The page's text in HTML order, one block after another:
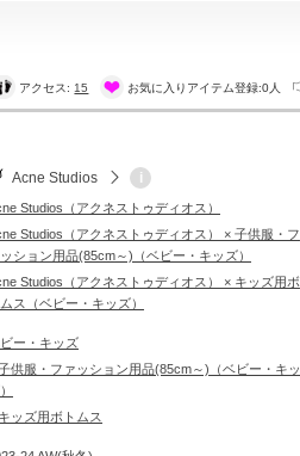
アクセス: 15 お気に入りアイテム登録:0人
Acne Studios i
Studios（アクネストゥディオス）
Studios（アクネストゥディオス） × 子供服・フ
ション用品(85cm～)（ベビー・キッズ）
Studios（アクネストゥディオス） × キッズ用ボ
ムス（ベビー・キッズ）
ー・キッズ
供服・ファッション用品(85cm～)（ベビー・キッ
キッズ用ボトムス